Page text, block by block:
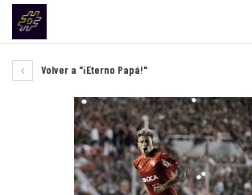
Volver a "¡Eterno Papá!"